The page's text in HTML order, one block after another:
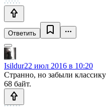
Ответить
Isildur22 июл 2016 в 10:20
Странно, но забыли
68 байт.